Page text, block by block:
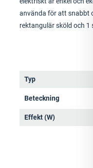
använda för att snabbt
rektangulär sköld och 1
Typ
Beteckning
Effekt (W)